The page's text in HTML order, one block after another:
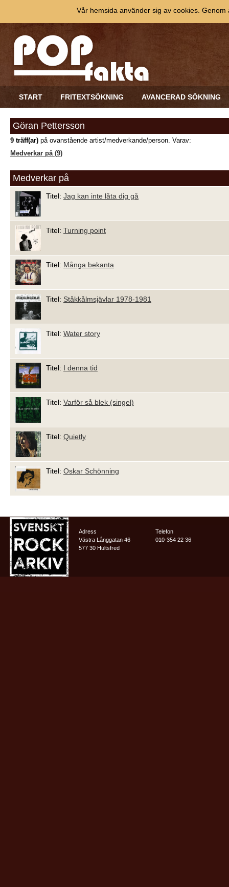
START FRITEXTSÖKNING AVANCERAD SÖKNING
Göran Pettersson
9 träff(ar) på ovanstående artist/medverkande/person. Varav:
Medverkar på (9)
Medverkar på
Titel: Jag kan inte låta dig gå
Titel: Turning point
Titel: Många bekanta
Titel: Ståkkålmsjävlar 1978-1981
Titel: Water story
Titel: I denna tid
Titel: Varför så blek (singel)
Titel: Quietly
Titel: Oskar Schönning
Adress
Västra Långgatan 46
577 30 Hultsfred
Telefon
010-354 22 36
Vår hemsida använder sig av cookies.